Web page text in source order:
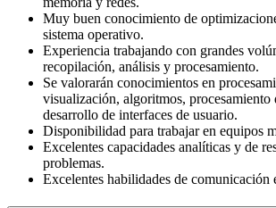
Muy buen conocimiento de
sistema operativo.
Experiencia trabajando con grandes
recopilación, análisis y procesamiento.
Se valorarán conocimientos en
visualización, algoritmos, procesamiento
desarrollo de interfaces de usuario.
Disponibilidad para trabajar en equipos
Excelentes capacidades analíticas y de
problemas.
Excelentes habilidades de comunicación